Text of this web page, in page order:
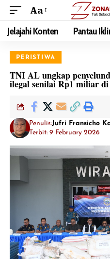
Aa
Jelajahi Konten Pantau
PERISTIWA
TNI AL ungkap
ilegal senilai Rp1 miliar
Penulis:Jufri Fransicho
Terbit: 9 February 2026